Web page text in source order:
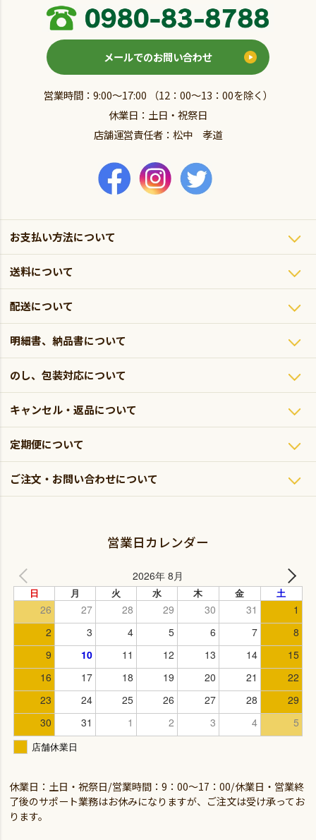
メールでのお問い合わせ
営業時間：9:00～17:00 （12：00～13：00を除く）
休業日：土日・祝祭日
店舗運営責任者：松中 孝道
お支払い方法について
送料について
配送について
明細書、納品書について
のし、包装対応について
キャンセル・返品について
定期便について
ご注文・お問い合わせについて
営業日カレンダー
休業日：土日・祝祭日/営業時間：9：00～17：00/休業日・営業終
了後のサポート業務はお休みになりますが、ご注文は受け承ってお
ります。